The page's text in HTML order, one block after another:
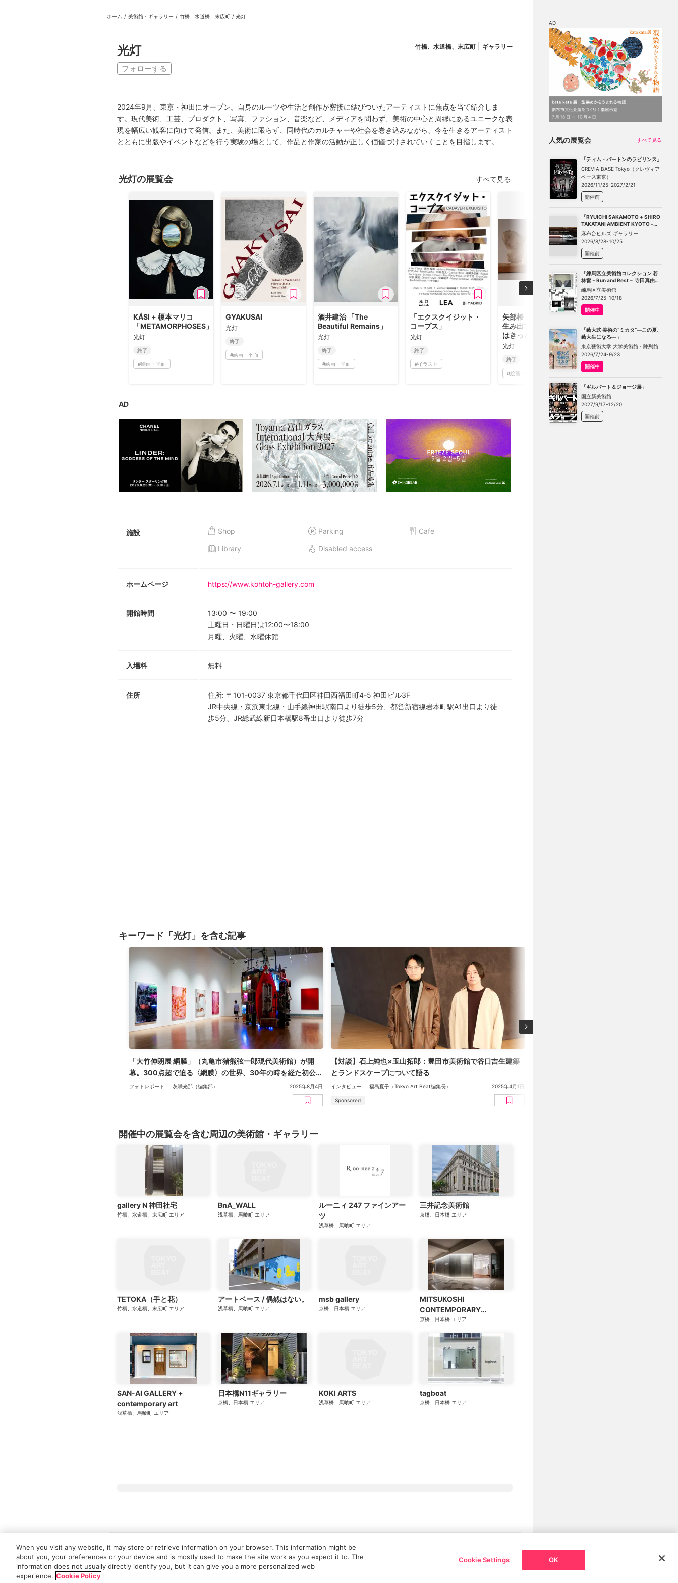
チケット割引
ホーム / 美術館・ギャラリー / 竹橋、水道橋、末広町 / 光灯
光灯 竹橋、水道橋、末広町| ギャラリー
フォローする
2024年9月、東京・神田にオープン。自身のルーツや生活と創作が密接に結びついたアーティストに焦点を当て紹介しま
す。現代美術、工芸、プロダクト、写真、ファション、音楽など、メディアを問わず、美術の中心と周縁にあるユニークな表
現を幅広い観客に向けて発信。また、美術に限らず、同時代のカルチャーや社会を巻き込みながら、今を生きるアーティスト
とともに出版やイベントなどを行う実験の場として、作品と作家の活動が正しく価値づけされていくことを目指します。
光灯の展覧会 すべて見る
KÄSI + 榎本マリコ
「METAMORPHOSES」
光灯
終了
#絵画・平面
GYAKUSAI
光灯
終了
#絵画・平面
酒井建治 「The
Beautiful Remains」
光灯
終了
#絵画・平面
「エクスクイジット・
コープス」
光灯
終了
#イラスト
矢部桜 「見えるもので
生み出てきたこと それ
はきっと特別なこと」
光灯
終了
#絵画・平面
AD
施設 Shop Parking Cafe
Library Disabled access
ホームページ https://www.kohtoh-gallery.com
開館時間 13:00 〜 19:00
土曜日・日曜日は12:00〜18:00
月曜、火曜、水曜休館
入場料 無料
住所 住所: 〒101-0037 東京都千代田区神田西福田町4-5 神田ビル3F
JR中央線・京浜東北線・山手線神田駅南口より徒歩5分、都営新宿線岩本町駅A1出口より徒
歩5分、JR総武線新日本橋駅8番出口より徒歩7分
キーワード「光灯」を含む記事
「大竹伸朗展 網膜」（丸亀市猪熊弦一郎現代美術館）が開
幕。300点超で迫る〈網膜〉の世界、30年の時を経た初公開
作品も
フォトレポート 灰咲光那（編集部） 2025年8月4日
【対談】石上純也×玉山拓郎：豊田市美術館で谷口吉生建築
とランドスケープについて語る
インタビュー 福島夏子（Tokyo Art Beat編集長） 2025年4月1日
Sponsored
開催中の展覧会を含む周辺の美術館・ギャラリー
gallery N 神田社宅
竹橋、水道橋、末広町 エリア
BnA_WALL
浅草橋、馬喰町 エリア
ルーニィ 247 ファインアー
ツ
浅草橋、馬喰町 エリア
三井記念美術館
京橋、日本橋 エリア
TETOKA（手と花）
竹橋、水道橋、末広町 エリア
アートベース / 偶然はない。
浅草橋、馬喰町 エリア
msb gallery
京橋、日本橋 エリア
MITSUKOSHI
CONTEMPORARY
GALLERY（三越コンテンポ
京橋、日本橋 エリア
SAN-AI GALLERY +
contemporary art
浅草橋、馬喰町 エリア
日本橋N11ギャラリー
京橋、日本橋 エリア
KOKI ARTS
浅草橋、馬喰町 エリア
tagboat
京橋、日本橋 エリア
AD
人気の展覧会 すべて見る
「ティム・バートンのラビリンス」
CREVIA BASE Tokyo（クレヴィア
ベース東京）
2026/11/25-2027/2/21
開催前
「RYUICHI SAKAMOTO + SHIRO
TAKATANI AMBIENT KYOTO -
TOKYO」
麻布台ヒルズ ギャラリー
2026/8/28-10/25
開催前
「練馬区立美術館コレクション 若
林奮－Run and Rest－ 寺田真由美
－不在の存在－」
練馬区立美術館
2026/7/25-10/18
開催中
「藝大式 美術の“ミカタ”―この夏、
藝大生になる―」
東京藝術大学 大学美術館・陳列館
2026/7/24-9/23
開催中
「ギルバート＆ジョージ展」
国立新美術館
2027/9/17-12/20
開催前
Tokyo Art Beatとは 会員サービスについて 広告・タイアップ記事 展覧会情報の掲載
利用規約
クッキーの詳細
When you visit any website, it may store or retrieve information on your browser. This information might be
about you, your preferences or your device and is mostly used to make the site work as you expect it to. The
information does not usually directly identify you, but it can give you a more personalized web
experience. Cookie Policy
Cookie Settings OK